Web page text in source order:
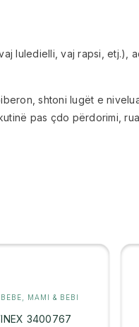
luledielli, vaj rapsi, etj.),
shtoni lugët e
pas çdo përdorimi,
MAMI & BEBI
3400767